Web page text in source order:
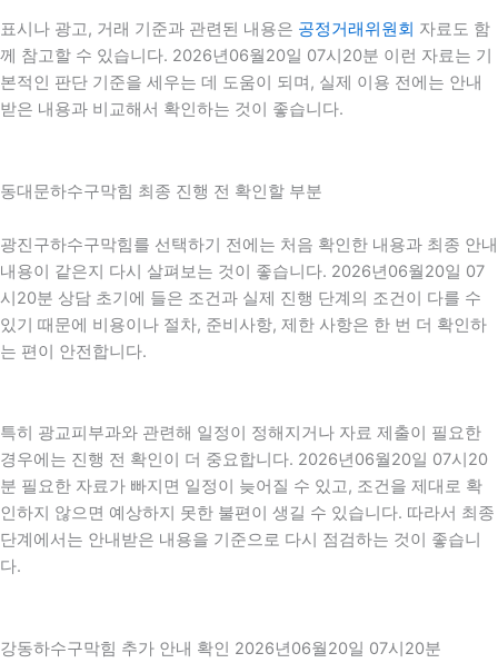
표시나 광고, 거래 기준과 관련된 내용은 공정거래위원회 자료도 함
께 참고할 수 있습니다. 2026년06월20일 07시20분 이런 자료는 기
본적인 판단 기준을 세우는 데 도움이 되며, 실제 이용 전에는 안내
받은 내용과 비교해서 확인하는 것이 좋습니다.
동대문하수구막힘 최종 진행 전 확인할 부분
광진구하수구막힘를 선택하기 전에는 처음 확인한 내용과 최종 안내
내용이 같은지 다시 살펴보는 것이 좋습니다. 2026년06월20일 07
시20분 상담 초기에 들은 조건과 실제 진행 단계의 조건이 다를 수
있기 때문에 비용이나 절차, 준비사항, 제한 사항은 한 번 더 확인하
는 편이 안전합니다.
특히 광교피부과와 관련해 일정이 정해지거나 자료 제출이 필요한
경우에는 진행 전 확인이 더 중요합니다. 2026년06월20일 07시20
분 필요한 자료가 빠지면 일정이 늦어질 수 있고, 조건을 제대로 확
인하지 않으면 예상하지 못한 불편이 생길 수 있습니다. 따라서 최종
단계에서는 안내받은 내용을 기준으로 다시 점검하는 것이 좋습니
다.
강동하수구막힘 추가 안내 확인 2026년06월20일 07시20분